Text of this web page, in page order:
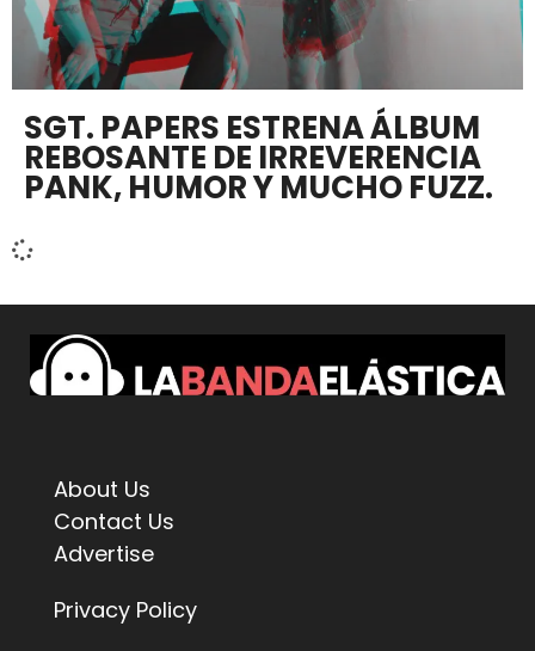
SGT. PAPERS ESTRENA ÁLBUM
REBOSANTE DE IRREVERENCIA
PANK, HUMOR Y MUCHO FUZZ.
About Us
Contact Us
Advertise
Privacy Policy